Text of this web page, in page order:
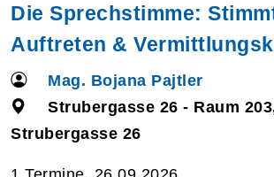
Die Sprechstimme:
Auftreten &
Mag. Bojana Pajtler
Strubergasse 26 - Raum
Strubergasse 26